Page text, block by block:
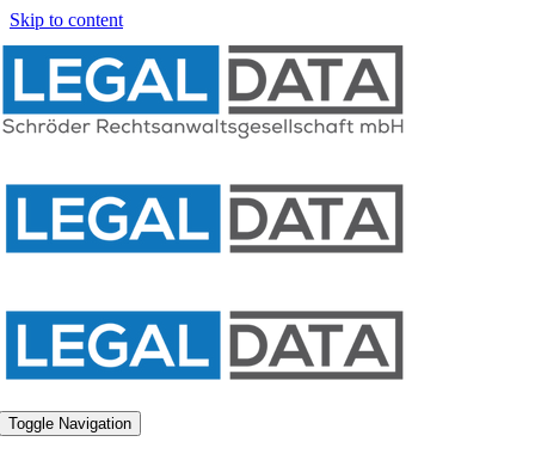
Skip to content
Toggle Navigation